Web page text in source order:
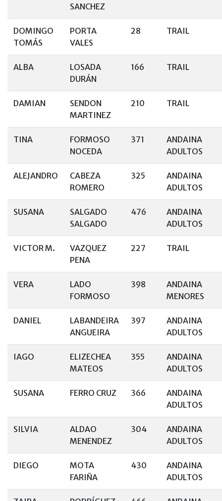
SANCHEZ
DOMINGO
TOMÁS
PORTA
VALES
28 TRAIL
ALBA
LOSADA
DURÁN
166 TRAIL
DAMIAN
SENDON
MARTINEZ
210 TRAIL
TINA
FORMOSO
NOCEDA
371
ANDAINA
ADULTOS
ALEJANDRO
CABEZA
ROMERO
325
ANDAINA
ADULTOS
SUSANA
SALGADO
SALGADO
476
ANDAINA
ADULTOS
VICTOR M.
VAZQUEZ
PENA
227 TRAIL
VERA
LADO
FORMOSO
398
ANDAINA
MENORES
DANIEL
LABANDEIRA
ANGUEIRA
397
ANDAINA
ADULTOS
IAGO
ELIZECHEA
MATEOS
355
ANDAINA
ADULTOS
SUSANA FERRO CRUZ 366
ANDAINA
ADULTOS
SILVIA
ALDAO
MENENDEZ
304
ANDAINA
ADULTOS
DIEGO
MOTA
FARIÑA
430
ANDAINA
ADULTOS